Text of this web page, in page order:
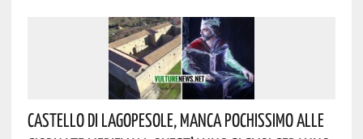
Castello Di Lagopesole, Manca Pochissimo Alle